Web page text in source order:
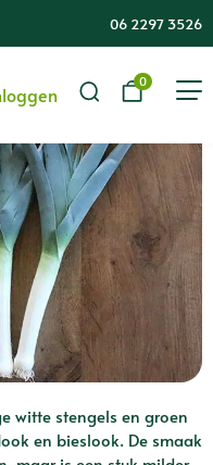
06 2297 3526
0
witte stengels en groen
en bieslook. De smaak